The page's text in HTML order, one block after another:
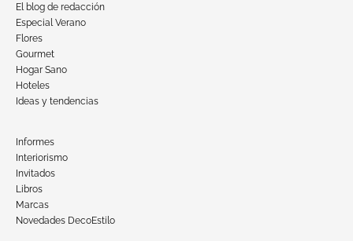
El blog de redacción
Especial Verano
Flores
Gourmet
Hogar Sano
Hoteles
Ideas y tendencias
Informes
Interiorismo
Invitados
Libros
Marcas
Novedades DecoEstilo